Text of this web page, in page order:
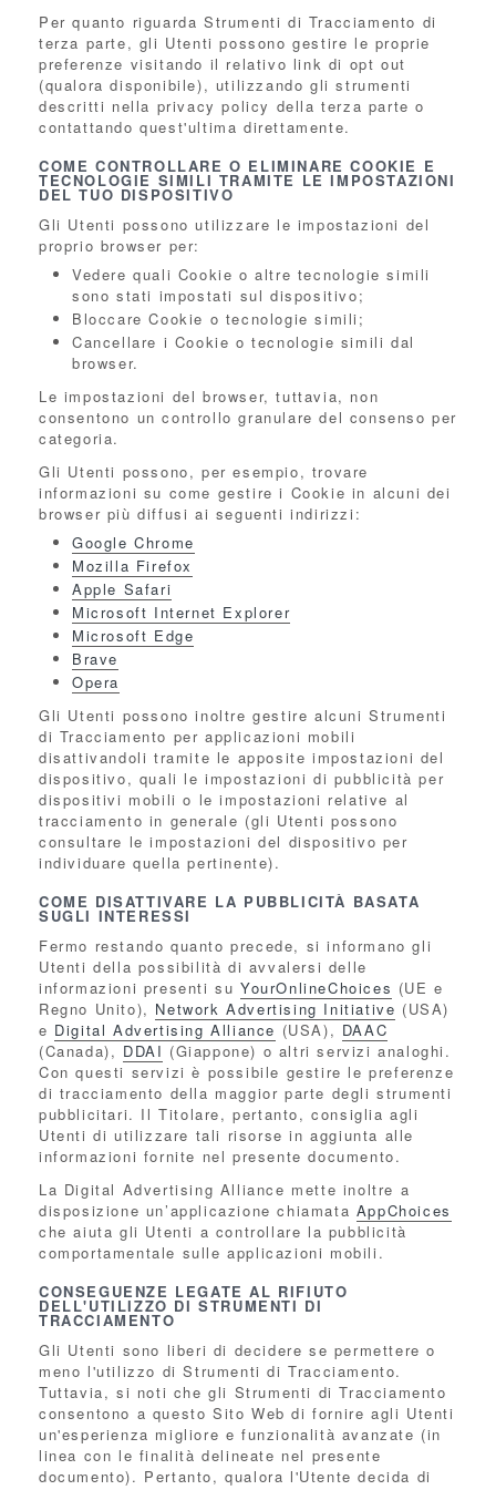
Per quanto riguarda Strumenti di Tracciamento di
terza parte, gli Utenti possono gestire le proprie
preferenze visitando il relativo link di opt out
(qualora disponibile), utilizzando gli strumenti
descritti nella privacy policy della terza parte o
contattando quest'ultima direttamente.
COME CONTROLLARE O ELIMINARE COOKIE E
TECNOLOGIE SIMILI TRAMITE LE IMPOSTAZIONI
DEL TUO DISPOSITIVO
Gli Utenti possono utilizzare le impostazioni del
proprio browser per:
Vedere quali Cookie o altre tecnologie simili
sono stati impostati sul dispositivo;
Bloccare Cookie o tecnologie simili;
Cancellare i Cookie o tecnologie simili dal
browser.
Le impostazioni del browser, tuttavia, non
consentono un controllo granulare del consenso per
categoria.
Gli Utenti possono, per esempio, trovare
informazioni su come gestire i Cookie in alcuni dei
browser più diffusi ai seguenti indirizzi:
Google Chrome
Mozilla Firefox
Apple Safari
Microsoft Internet Explorer
Microsoft Edge
Brave
Opera
Gli Utenti possono inoltre gestire alcuni Strumenti
di Tracciamento per applicazioni mobili
disattivandoli tramite le apposite impostazioni del
dispositivo, quali le impostazioni di pubblicità per
dispositivi mobili o le impostazioni relative al
tracciamento in generale (gli Utenti possono
consultare le impostazioni del dispositivo per
individuare quella pertinente).
COME DISATTIVARE LA PUBBLICITÀ BASATA
SUGLI INTERESSI
Fermo restando quanto precede, si informano gli
Utenti della possibilità di avvalersi delle
informazioni presenti suYourOnlineChoices (UE e
Regno Unito), Network Advertising Initiative (USA)
e Digital Advertising Alliance (USA), DAAC
(Canada), DDAI (Giappone) o altri servizi analoghi.
Con questi servizi è possibile gestire le preferenze
di tracciamento della maggior parte degli strumenti
pubblicitari. Il Titolare, pertanto, consiglia agli
Utenti di utilizzare tali risorse in aggiunta alle
informazioni fornite nel presente documento.
La Digital Advertising Alliance mette inoltre a
disposizione un’applicazione chiamata AppChoices
che aiuta gli Utenti a controllare la pubblicità
comportamentale sulle applicazioni mobili.
CONSEGUENZE LEGATE AL RIFIUTO
DELL'UTILIZZO DI STRUMENTI DI
TRACCIAMENTO
Gli Utenti sono liberi di decidere se permettere o
meno l'utilizzo di Strumenti di Tracciamento.
Tuttavia, si noti che gli Strumenti di Tracciamento
consentono a questo Sito Web di fornire agli Utenti
un'esperienza migliore e funzionalità avanzate (in
linea con le finalità delineate nel presente
documento). Pertanto, qualora l'Utente decida di